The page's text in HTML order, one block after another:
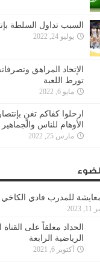
السبب تداول السلطة
يوليو 24, 2022
الإتحاد المراهق
تورط اللعبة
مايو 6, 2022
ارحلوا كفاكم تغنٍ
الأوهام للناس والجماهير
مارس 25, 2022
للمدرب فادي
الحداد معلقاً على القناة
الرياضية الرابعة
أكتوبر 6, 2021